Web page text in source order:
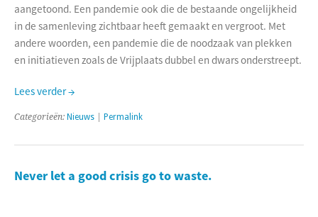
aangetoond. Een pandemie ook die de bestaande ongelijkheid
in de samenleving zichtbaar heeft gemaakt en vergroot. Met
andere woorden, een pandemie die de noodzaak van plekken
en initiatieven zoals de Vrijplaats dubbel en dwars onderstreept.
Lees verder →
Categorieën: Nieuws Permalink
Never let a good crisis go to waste.